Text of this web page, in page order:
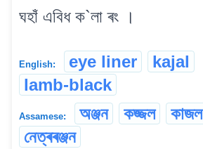
ঘহাঁ এবিধ ক`লা ৰং ।
English: eye liner
kajal
lamb-black
Assamese: অঞ্জন কজ্জল কাজল
নেত্ৰৰঞ্জন